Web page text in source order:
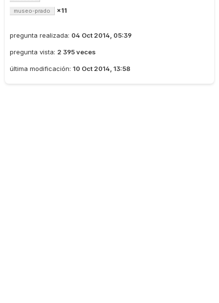
museo-prado ×11
pregunta realizada: 04 Oct 2014, 05:39
pregunta vista: 2 395 veces
última modificación: 10 Oct 2014, 13:58